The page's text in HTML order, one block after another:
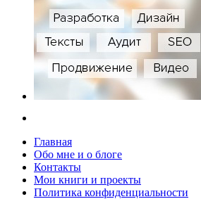
Главная
Обо мне и о блоге
Контакты
Мои книги и проекты
Политика конфиденциальности